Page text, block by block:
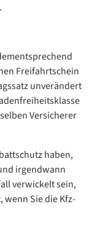
Freifahrtschein
unverändert
Versicherer
haben,
irgendwann
verwickelt sein,
Sie die Kfz-